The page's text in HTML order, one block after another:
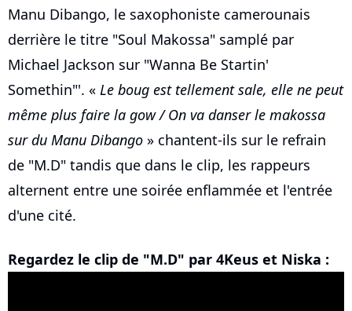
Manu Dibango, le saxophoniste camerounais
derrière le titre "Soul Makossa" samplé par
Michael Jackson sur "Wanna Be Startin'
Somethin"'. « Le boug est tellement sale, elle ne peut
même plus faire la gow / On va danser le makossa
sur du Manu Dibango » chantent-ils sur le refrain
de "M.D" tandis que dans le clip, les rappeurs
alternent entre une soirée enflammée et l'entrée
d'une cité.
Regardez le clip de "M.D" par 4Keus et Niska :